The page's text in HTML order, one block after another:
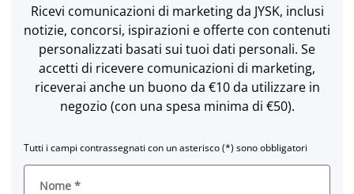
Ricevi comunicazioni di marketing da JYSK, inclusi
notizie, concorsi, ispirazioni e offerte con contenuti
personalizzati basati sui tuoi dati personali. Se
accetti di ricevere comunicazioni di marketing,
riceverai anche un buono da €10 da utilizzare in
negozio (con una spesa minima di €50).
Tutti i campi contrassegnati con un asterisco (*) sono obbligatori
Nome *